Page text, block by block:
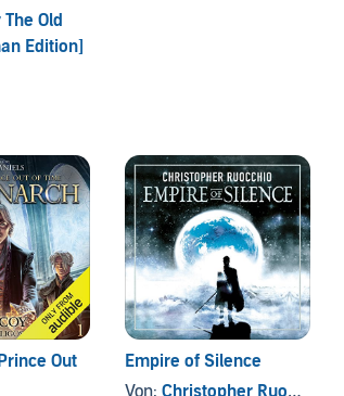
Old
Edition]
Out
Empire of Silence